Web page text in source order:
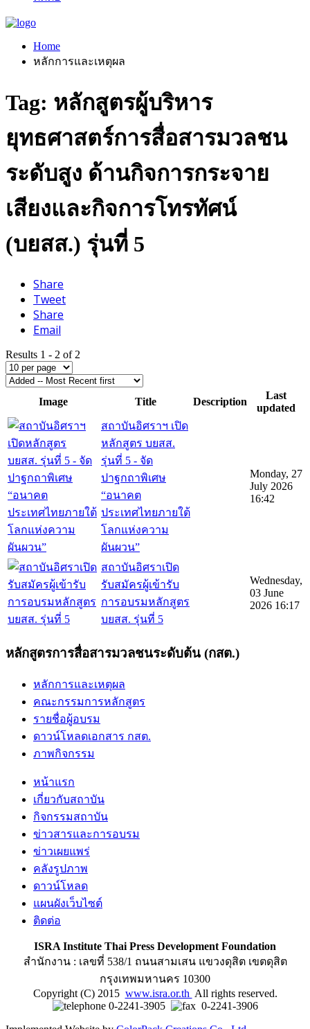
Home
หลักการและเหตุผล
Tag: หลักสูตรผู้บริหาร
ยุทธศาสตร์การสื่อสารมวลชน
ระดับสูง ด้านกิจการกระจาย
เสียงและกิจการโทรทัศน์
(บยสส.) รุ่นที่ 5
Share
Tweet
Share
Email
Results 1 - 2 of 2
Image Title Description
Last
updated
สถาบันอิศราฯ เปิด
หลักสูตร บยสส.
รุ่นที่ 5 - จัด
ปาฐกถาพิเศษ
“อนาคต
ประเทศไทยภายใต้
โลกแห่งความ
ผันผวน”
Monday, 27
July 2026
16:42
สถาบันอิศราเปิด
รับสมัครผู้เข้ารับ
การอบรมหลักสูตร
บยสส. รุ่นที่ 5
Wednesday,
03 June
2026 16:17
หลักสูตรการสื่อสารมวลชนระดับต้น (กสต.)
หลักการและเหตุผล
คณะกรรมการหลักสูตร
รายชื่อผู้อบรม
ดาวน์โหลดเอกสาร กสต.
ภาพกิจกรรม
หน้าแรก
เกี่ยวกับสถาบัน
กิจกรรมสถาบัน
ข่าวสารและการอบรม
ข่าวเผยแพร่
คลังรูปภาพ
ดาวน์โหลด
แผนผังเว็บไซต์
ติดต่อ
ISRA Institute Thai Press Development Foundation
สำนักงาน : เลขที่ 538/1 ถนนสามเสน แขวงดุสิต เขตดุสิต
กรุงเทพมหานคร 10300
Copyright (C) 2015 www.isra.or.th All rights reserved.
0-2241-3905
0-2241-3906